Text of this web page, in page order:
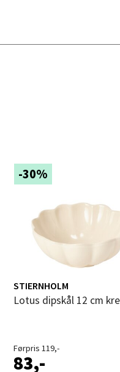
-30%
STIERNHOLM
Lotus dipskål 12 cm
Førpris 119,-
83,-
0 i
Åpent